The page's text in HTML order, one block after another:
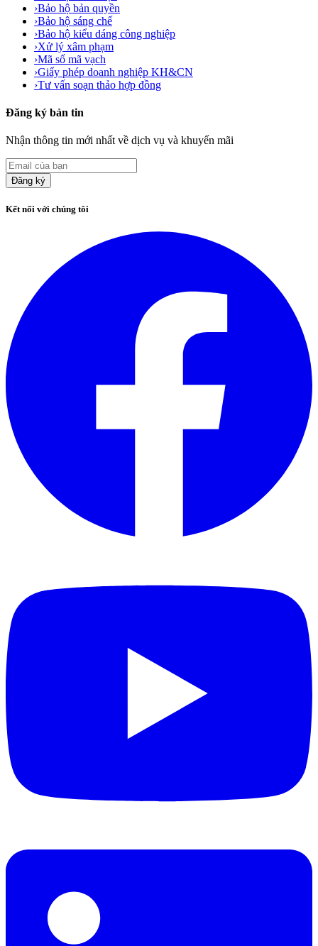
›Bảo hộ bản quyền
›Bảo hộ sáng chế
›Bảo hộ kiểu dáng công nghiệp
›Xử lý xâm phạm
›Mã số mã vạch
›Giấy phép doanh nghiệp KH&CN
›Tư vấn soạn thảo hợp đồng
Đăng ký bản tin
Nhận thông tin mới nhất về dịch vụ và khuyến mãi
Đăng ký
Kết nối với chúng tôi